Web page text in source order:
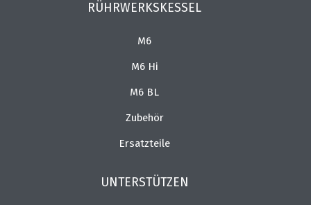
RÜHRWERKSKESSEL
M6
M6 Hi
M6 BL
Zubehör
Ersatzteile
UNTERSTÜTZEN